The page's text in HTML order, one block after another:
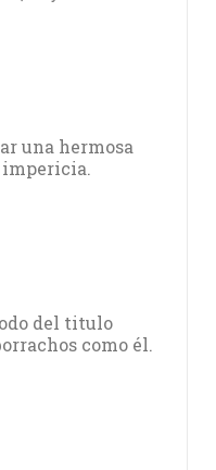
una hermosa
impericia.
del titulo
como él.